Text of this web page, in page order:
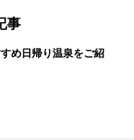
事
め日帰り温泉をご紹